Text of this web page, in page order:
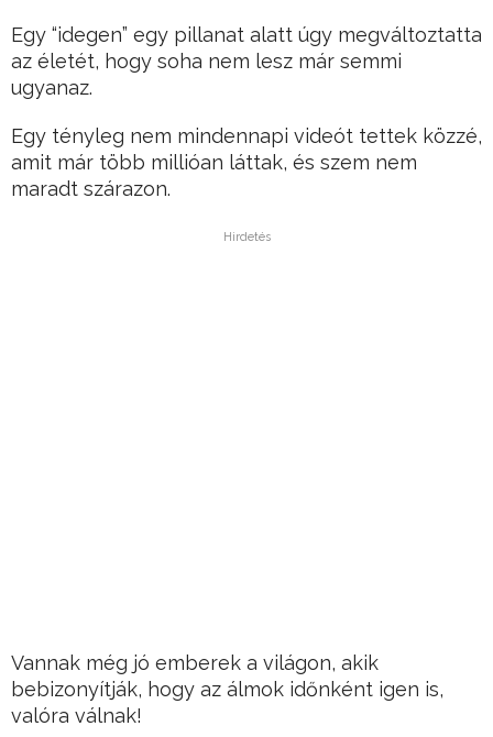
Egy “idegen” egy pillanat alatt úgy megváltoztatta
az életét, hogy soha nem lesz már semmi
ugyanaz.
Egy tényleg nem mindennapi videót tettek közzé,
amit már több millióan láttak, és szem nem
maradt szárazon.
Hirdetés
Vannak még jó emberek a világon, akik
bebizonyítják, hogy az álmok időnként igen is,
valóra válnak!